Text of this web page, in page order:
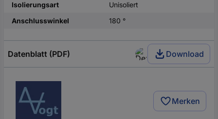
Isolierungsart
Unisoliert
Anschlusswinkel
180 °
Datenblatt (PDF) Download
Merken